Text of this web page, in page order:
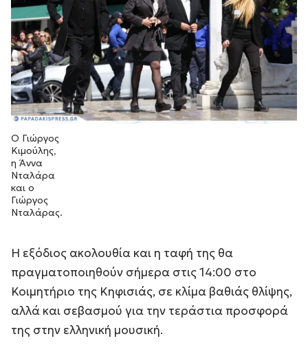
Ο Γιώργος
Κιμούλης,
η Άννα
Νταλάρα
και ο
Γιώργος
Νταλάρας.
Η εξόδιος ακολουθία και η ταφή της θα
πραγματοποιηθούν σήμερα στις 14:00 στο
Κοιμητήριο της Κηφισιάς, σε κλίμα βαθιάς θλίψης,
αλλά και σεβασμού για την τεράστια προσφορά
της στην ελληνική μουσική.